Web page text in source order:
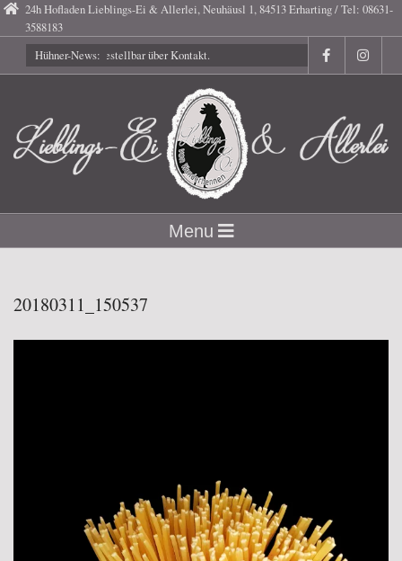
Skip
to
content
24h Hofladen Lieblings-Ei & Allerlei, Neuhäusl 1, 84513 Erharting / Tel: 08631-
3588183
Hühner-News:
Gutscheine bestellbar über Kontakt.
Lieblings-
Navigation
Menu
20180311_150537